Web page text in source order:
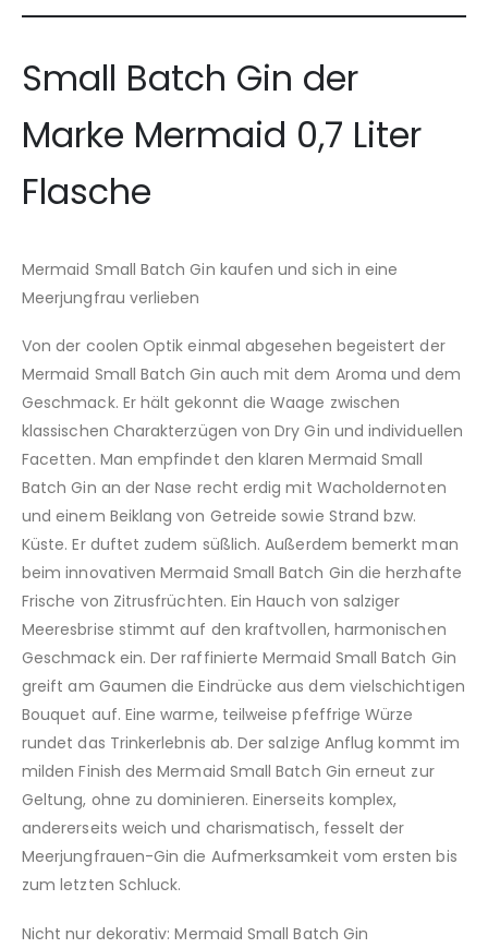
Small Batch Gin der
Marke Mermaid 0,7 Liter
Flasche
Mermaid Small Batch Gin kaufen und sich in eine
Meerjungfrau verlieben
Von der coolen Optik einmal abgesehen begeistert der
Mermaid Small Batch Gin auch mit dem Aroma und dem
Geschmack. Er hält gekonnt die Waage zwischen
klassischen Charakterzügen von Dry Gin und individuellen
Facetten. Man empfindet den klaren Mermaid Small
Batch Gin an der Nase recht erdig mit Wacholdernoten
und einem Beiklang von Getreide sowie Strand bzw.
Küste. Er duftet zudem süßlich. Außerdem bemerkt man
beim innovativen Mermaid Small Batch Gin die herzhafte
Frische von Zitrusfrüchten. Ein Hauch von salziger
Meeresbrise stimmt auf den kraftvollen, harmonischen
Geschmack ein. Der raffinierte Mermaid Small Batch Gin
greift am Gaumen die Eindrücke aus dem vielschichtigen
Bouquet auf. Eine warme, teilweise pfeffrige Würze
rundet das Trinkerlebnis ab. Der salzige Anflug kommt im
milden Finish des Mermaid Small Batch Gin erneut zur
Geltung, ohne zu dominieren. Einerseits komplex,
andererseits weich und charismatisch, fesselt der
Meerjungfrauen-Gin die Aufmerksamkeit vom ersten bis
zum letzten Schluck.
Nicht nur dekorativ: Mermaid Small Batch Gin